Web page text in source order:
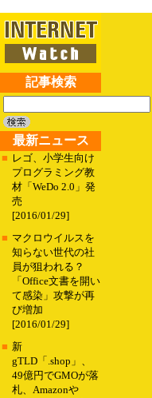
記事検索
最新ニュース
■ レゴ、小学生向け
プログラミング教
材「WeDo 2.0」発
売
[2016/01/29]
■ マクロウイルスを
知らない世代の社
員が狙われる？
「Office文書を開い
て感染」攻撃が再
び増加
[2016/01/29]
■ 新
gTLD「.shop」、
49億円でGMOが落
札、Amazonや